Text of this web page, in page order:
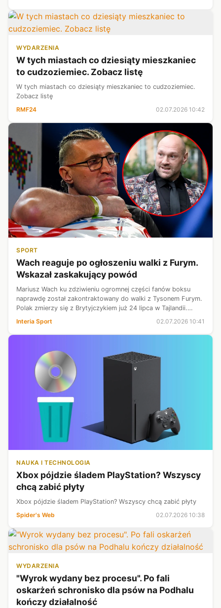
WYDARZENIA
W tych miastach co dziesiąty mieszkaniec
to cudzoziemiec. Zobacz listę
W tych miastach co dziesiąty mieszkaniec to cudzoziemiec.
Zobacz listę
RMF24
02.07.2026 10:42
SPORT
Wach reaguje po ogłoszeniu walki z Furym.
Wskazał zaskakujący powód
Mariusz Wach ku zdziwieniu ogromnej części fanów boksu
naprawdę został zakontraktowany do walki z Tysonem Furym.
Polak zmierzy się z Brytyjczykiem już 24 lipca w Tajlandii.
Pojedynek z polskim olbrzymem będzie dla "The Gypsy Kinga"
ostatnim sprawdzia...
Interia Sport 02.07.2026 10:41
NAUKA I TECHNOLOGIA
Xbox pójdzie śladem PlayStation? Wszyscy
chcą zabić płyty
Xbox pójdzie śladem PlayStation? Wszyscy chcą zabić płyty
Spider's Web
02.07.2026 10:38
WYDARZENIA
"Wyrok wydany bez procesu". Po fali
oskarżeń schronisko dla psów na Podhalu
kończy działalność